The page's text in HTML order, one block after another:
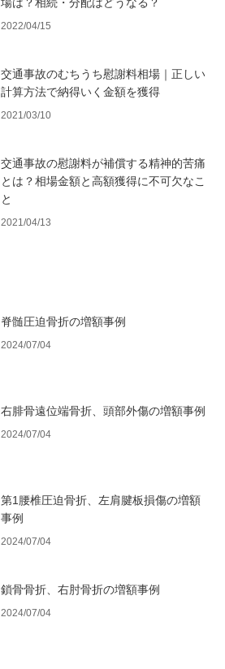
2022/04/15
交通事故のむちうち慰謝料相場｜正しい
計算方法で納得いく金額を獲得
2021/03/10
交通事故の慰謝料が補償する精神的苦痛
とは？相場金額と高額獲得に不可欠なこ
と
2021/04/13
脊髄圧迫骨折の増額事例
2024/07/04
右腓骨遠位端骨折、頭部外傷の増額事例
2024/07/04
第1腰椎圧迫骨折、左肩腱板損傷の増額
事例
2024/07/04
鎖骨骨折、右肘骨折の増額事例
2024/07/04